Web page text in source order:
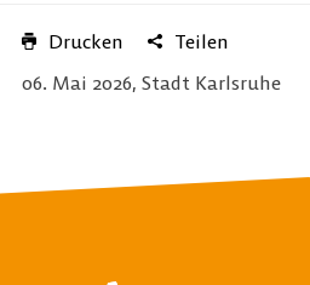
Drucken
Teilen
06. Mai 2026, Stadt Karlsruhe